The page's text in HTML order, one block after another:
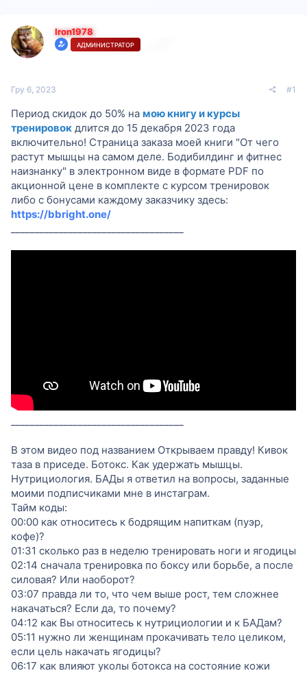
Iron1978
АДМИНИСТРАТОР
Гру 6, 2023 #1
Период скидок до 50% на мою книгу и курсы
тренировок длится до 15 декабря 2023 года
включительно! Страница заказа моей книги "От чего
растут мышцы на самом деле. Бодибилдинг и фитнес
наизнанку" в электронном виде в формате PDF по
акционной цене в комплекте с курсом тренировок
либо с бонусами каждому заказчику здесь:
https://bbright.one/
В этом видео под названием Открываем правду! Кивок
таза в приседе. Ботокс. Как удержать мышцы.
Нутрициология. БАДы я ответил на вопросы, заданные
моими подписчиками мне в инстаграм.
Тайм коды:
00:00 как относитесь к бодрящим напиткам (пуэр,
кофе)?
01:31 сколько раз в неделю тренировать ноги и ягодицы
02:14 сначала тренировка по боксу или борьбе, а после
силовая? Или наоборот?
03:07 правда ли то, что чем выше рост, тем сложнее
накачаться? Если да, то почему?
04:12 как Вы относитесь к нутрициологии и к БАДам?
05:11 нужно ли женщинам прокачивать тело целиком,
если цель накачать ягодицы?
06:17 как влияют уколы ботокса на состояние кожи